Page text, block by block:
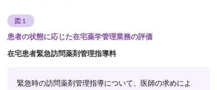
図１
患者の状態に応じた在宅薬学管理業務の評価
在宅患者緊急訪問薬剤管理指導料
緊急時の訪問薬剤管理指導について、医師の求めによ